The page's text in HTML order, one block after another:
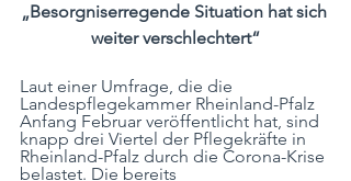
„Besorgniserregende Situation hat sich
weiter verschlechtert“
Laut einer Umfrage, die die
Landespflegekammer Rheinland-Pfalz
Anfang Februar veröffentlicht hat, sind
knapp drei Viertel der Pflegekräfte in
Rheinland-Pfalz durch die Corona-Krise
belastet. Die bereits